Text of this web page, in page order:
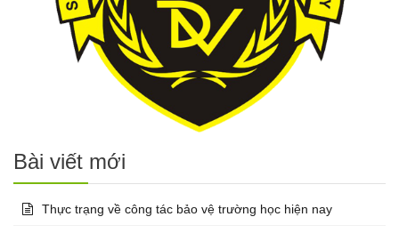
Bài viết mới
Thực trạng về công tác bảo vệ trường học hiện nay